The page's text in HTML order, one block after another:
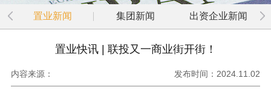
置业新闻 集团新闻 出资企业新闻
置业快讯 | 联投又一商业街开街！
内容来源： 发布时间：2024.11.02